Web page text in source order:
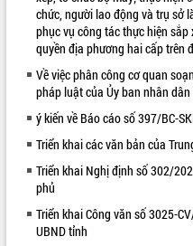
Loading the player...
Trailer Lễ hội Sầu riêng Đắk Lắk năm
2026
Khám bệnh, cấp phát thuốc miễn phí
và tặng quà người dân xã Cư Pui
Hội nghị UBND tỉnh Đắk Lắk thường kỳ
tháng 7/2026
Lễ truy tặng danh hiệu “Bà Mẹ Việt
Nam Anh hùng” và trao Huân chương
Lao động
UBND tỉnh Đắk Lắk triển khai nhiệm
vụ 6 tháng cuối năm 2026
ALBUM ẢNH
chức, người lao động và trụ sở
phục vụ công tác thực hiện
quyền địa phương hai cấp trên
Về việc phân công cơ quan
pháp luật của Ủy ban nhân
ý kiến về Báo cáo số 397/BC-
Triển khai các văn bản của
Triển khai Nghị định số 302/
phủ
Triển khai Công văn số 3025-
UBND tỉnh